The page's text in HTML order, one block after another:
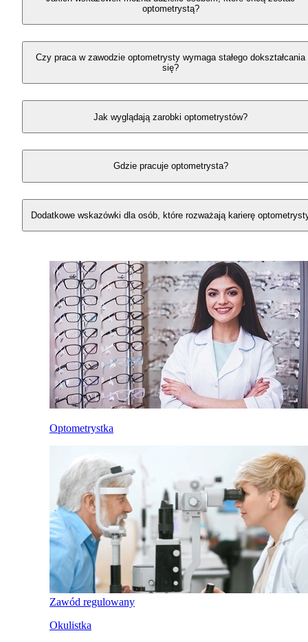
optometrystą?
Czy praca w zawodzie optometrysty wymaga stałego dokształcania
się?
Jak wyglądają zarobki optometrystów?
Gdzie pracuje optometrysta?
Dodatkowe wskazówki dla osób, które rozważają karierę
Optometrystka
Zawód regulowany
Okulistka